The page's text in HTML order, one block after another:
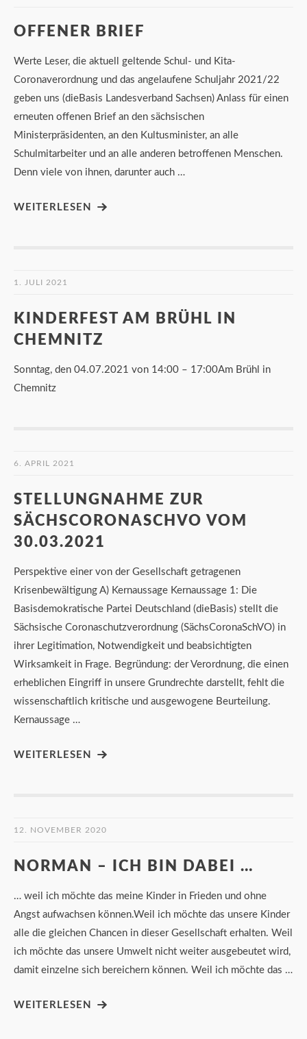
OFFENER BRIEF
Werte Leser, die aktuell geltende Schul- und Kita-
Coronaverordnung und das angelaufene Schuljahr 2021/22
geben uns (dieBasis Landesverband Sachsen) Anlass für einen
erneuten offenen Brief an den sächsischen
Ministerpräsidenten, an den Kultusminister, an alle
Schulmitarbeiter und an alle anderen betroffenen Menschen.
Denn viele von ihnen, darunter auch …
WEITERLESEN
1. JULI 2021
KINDERFEST AM BRÜHL IN
CHEMNITZ
Sonntag, den 04.07.2021 von 14:00 – 17:00Am Brühl in
Chemnitz
6. APRIL 2021
STELLUNGNAHME ZUR
SÄCHSCORONASCHVO VOM
30.03.2021
Perspektive einer von der Gesellschaft getragenen
Krisenbewältigung A) Kernaussage Kernaussage 1: Die
Basisdemokratische Partei Deutschland (dieBasis) stellt die
Sächsische Coronaschutzverordnung (SächsCoronaSchVO) in
ihrer Legitimation, Notwendigkeit und beabsichtigten
Wirksamkeit in Frage. Begründung: der Verordnung, die einen
erheblichen Eingriff in unsere Grundrechte darstellt, fehlt die
wissenschaftlich kritische und ausgewogene Beurteilung.
Kernaussage …
WEITERLESEN
12. NOVEMBER 2020
NORMAN – ICH BIN DABEI …
… weil ich möchte das meine Kinder in Frieden und ohne
Angst aufwachsen können.Weil ich möchte das unsere Kinder
alle die gleichen Chancen in dieser Gesellschaft erhalten. Weil
ich möchte das unsere Umwelt nicht weiter ausgebeutet wird,
damit einzelne sich bereichern können. Weil ich möchte das …
WEITERLESEN